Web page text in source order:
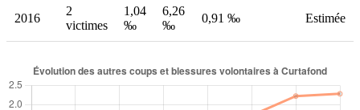
2016
2
victimes
1,04
‰
6,26
‰
0,91 ‰ Estimée